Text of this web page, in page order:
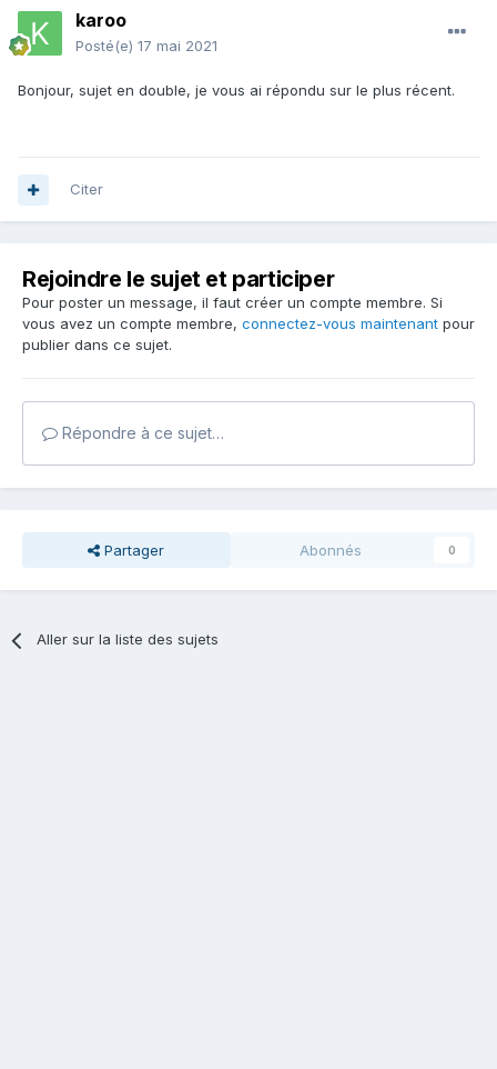
karoo
Posté(e) 17 mai 2021
Bonjour, sujet en double, je vous ai répondu sur le plus récent.
Citer
Rejoindre le sujet et participer
Pour poster un message, il faut créer un compte membre. Si
vous avez un compte membre, connectez-vous maintenant pour
publier dans ce sujet.
Répondre à ce sujet…
Partager Abonnés 0
Aller sur la liste des sujets